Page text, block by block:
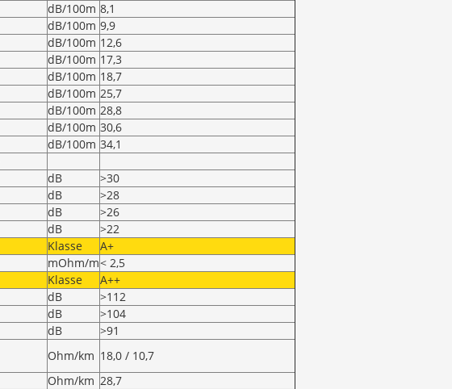
dB/100m 8,1
dB/100m 9,9
dB/100m 12,6
dB/100m 17,3
dB/100m 18,7
dB/100m 25,7
dB/100m 28,8
dB/100m 30,6
dB/100m 34,1
dB
>30
dB
>28
dB
>26
dB
>22
Klasse
A+
mOhm/m< 2,5
Klasse
A++
dB
>112
dB
>104
dB
>91
Ohm/km 18,0 / 10,7
Ohm/km 28,7